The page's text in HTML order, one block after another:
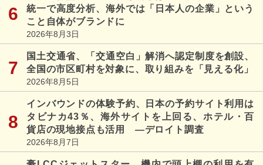
統一で高度分析、海外では「日本人の企業」という
こと自体がブランドに
2026年8月3日
国土交通省、「交通空白」解消へ認定制度を創設、
全国の市区町村を対象に、取り組みを「見える化」
2026年8月5日
インバウンドの体験予約、日本の予約サイト利用は
タビナカ43％、海外サイトを上回る、ホテル・百
貨店の現地接点も活用 ―デロイト調査
2026年8月7日